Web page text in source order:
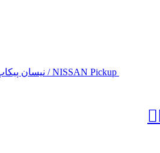
NISSAN Pickup / نیسان پیکاپ